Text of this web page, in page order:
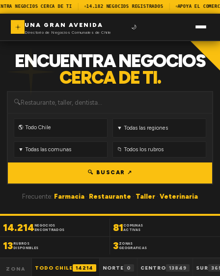
NEGOCIOS CERCA DE TI 14.182 NEGOCIOS REGISTRADOS APOYA EL
UNA GRAN AVENIDA
Directorio de Negocios Comunales de Chile
🌙
ENCUENTRA NEGOCIOS
CERCA DE TI.
🔍
🔍 BUSCAR ↗
Frecuente: Farmacia · Restaurante · Taller · Veterinaria
14.214NEGOCIOS
ENCONTRADOS
81 COMUNAS
ACTIVAS
13RUBROS
DISPONIBLES
3 ZONAS
GEOGRAFICAS
ZONA TODO CHILE 14214 NORTE 0 CENTRO 13849 SUR